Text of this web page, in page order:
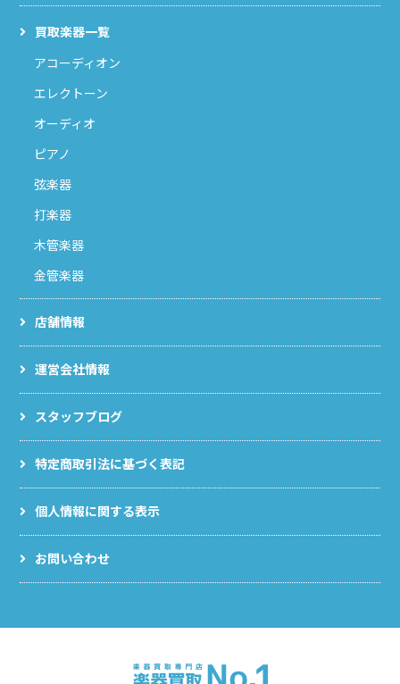
買取楽器一覧
アコーディオン
エレクトーン
オーディオ
ピアノ
弦楽器
打楽器
木管楽器
金管楽器
店舗情報
運営会社情報
スタッフブログ
特定商取引法に基づく表記
個人情報に関する表示
お問い合わせ